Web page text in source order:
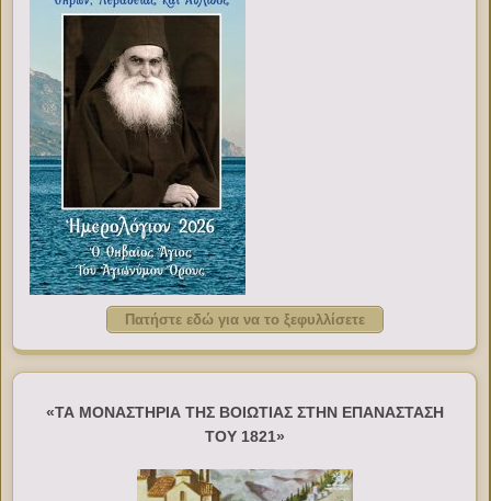
Πατήστε εδώ για να το ξεφυλλίσετε
«ΤΑ ΜΟΝΑΣΤΗΡΙΑ ΤΗΣ ΒΟΙΩΤΙΑΣ ΣΤΗΝ ΕΠΑΝΑΣΤΑΣΗ
ΤΟΥ 1821»